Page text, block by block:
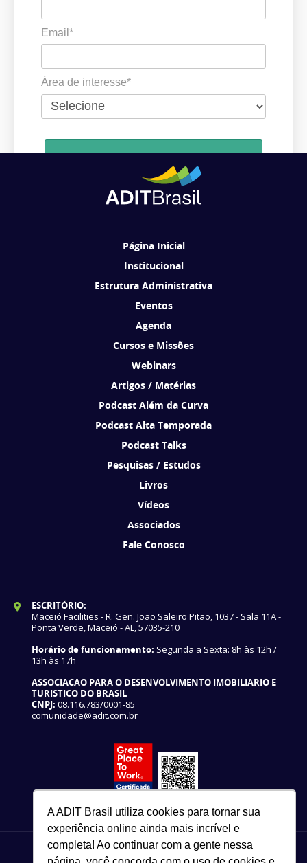
A ADIT Brasil utiliza cookies para tornar sua
experiência online ainda mais incrível e
completa! Ao continuar com a gente nessa
Email*
Área de interesse*
Ao se cadastrar, você concorda em receber comunicações da ADIT
Página Inicial
Institucional
Estrutura Administrativa
Eventos
Agenda
Cursos e Missões
Webinars
Artigos / Matérias
Podcast Além da Curva
Podcast Alta Temporada
Podcast Talks
Pesquisas / Estudos
Livros
Vídeos
Associados
Fale Conosco
ESCRITÓRIO:
Maceió Facilities - R. Gen. João Saleiro Pitão, 1037 - Sala 11A -
Ponta Verde, Maceió - AL, 57035-210
Horário de funcionamento: Segunda a Sexta: 8h às 12h /
13h às 17h
ASSOCIACAO PARA O DESENVOLVIMENTO IMOBILIARIO E
TURISTICO DO BRASIL
CNPJ: 08.116.783/0001-85
comunidade@adit.com.br